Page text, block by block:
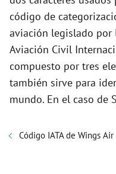
código de
aviación legislado por
Aviación Civil
compuesto por tres
también sirve para
mundo. En el caso de
Código IATA de Wings Air